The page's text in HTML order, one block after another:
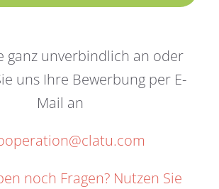
ganz unverbindlich an oder
uns Ihre Bewerbung per E-
Mail an
noch Fragen? Nutzen Sie